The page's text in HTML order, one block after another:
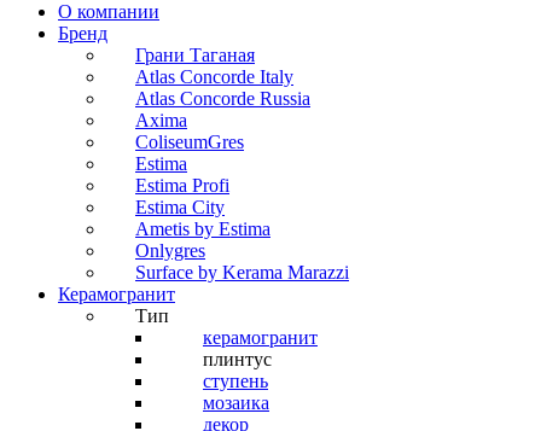
О компании
Бренд
Грани Таганая
Atlas Concorde Italy
Atlas Concorde Russia
Axima
ColiseumGres
Estima
Estima Profi
Estima City
Ametis by Estima
Onlygres
Surface by Kerama Marazzi
Керамогранит
Тип
керамогранит
плинтус
ступень
мозаика
декор